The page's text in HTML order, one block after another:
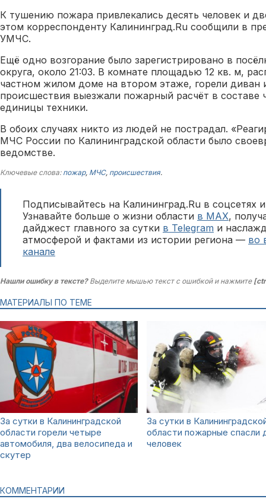
К тушению пожара привлекались десять человек и
этом корреспонденту Калининград.Ru сообщили в
УМЧС.
Ещё одно возгорание было зарегистрировано в
округа, около 21:03. В комнате площадью 12 кв. м,
частном жилом доме на втором этаже, горели диван
происшествия выезжали пожарный расчёт в составе
единицы техники.
В обоих случаях никто из людей не пострадал.
МЧС России по Калининградской области было
ведомстве.
Ключевые слова: пожар, МЧС, происшествия.
Подписывайтесь на Калининград.Ru в соцсетях
Узнавайте больше о жизни области в MAX,
дайджест главного за сутки в Telegram и
атмосферой и фактами из истории региона — во
канале
Нашли ошибку в тексте?Выделите мышью текст с ошибкой и нажмите
МАТЕРИАЛЫ ПО ТЕМЕ
За сутки в Калининградской
области горели четыре
автомобиля, два велосипеда и
скутер
За сутки в
области пожарные спасли
человек
КОММЕНТАРИИ